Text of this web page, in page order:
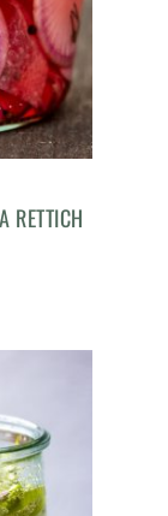
RETTICH